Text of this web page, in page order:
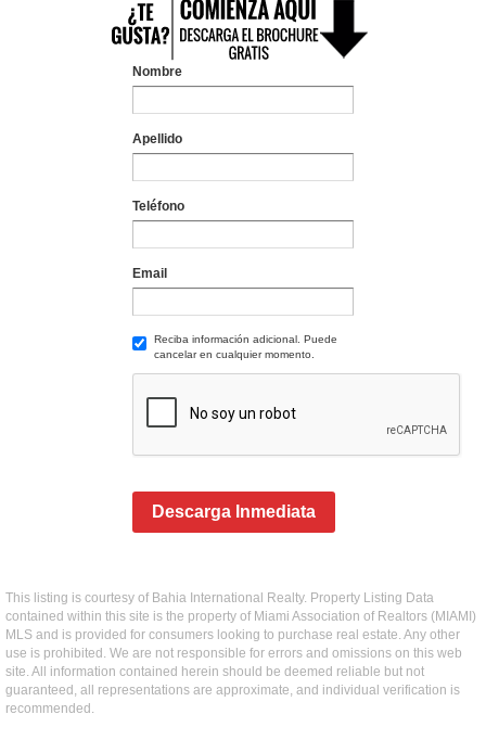
Nombre
Apellido
Teléfono
Email
Reciba información adicional. Puede
cancelar en cualquier momento.
Descarga Inmediata
This listing is courtesy of Bahia International Realty. Property Listing Data
contained within this site is the property of Miami Association of Realtors (MIAMI)
MLS and is provided for consumers looking to purchase real estate. Any other
use is prohibited. We are not responsible for errors and omissions on this web
site. All information contained herein should be deemed reliable but not
guaranteed, all representations are approximate, and individual verification is
recommended.